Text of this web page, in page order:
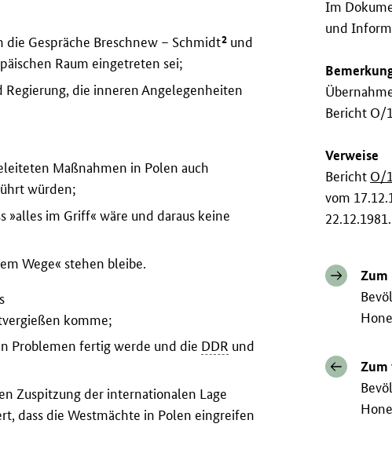
Im
und
Bericht O/
Verweise
Bericht O/
vom
22.12.1981.
Zum
Zum
Gespräche Breschnew – Schmidt2 und
Raum eingetreten sei;
die inneren Angelegenheiten
Maßnahmen in Polen auch
würden;
im Griff« wäre und daraus keine
Wege« stehen bleibe.
komme;
Problemen fertig werde und die DDR und
Zuspitzung der internationalen Lage
dass die Westmächte in Polen eingreifen